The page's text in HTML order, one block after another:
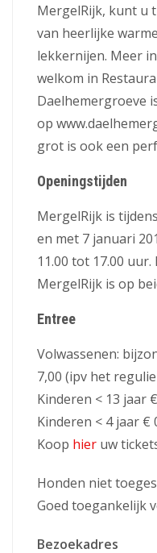
MergelRijk, kunt u
van heerlijke
lekkernijen. Meer
welkom in
Daelhemergroeve
op
grot is ook een
Openingstijden
MergelRijk is
en met 7 januari
11.00 tot 17.00
MergelRijk is op
Entree
Volwassenen:
7,00 (ipv het
Kinderen < 13 jaar
Kinderen < 4 jaar €
Koop hier uw
Honden niet
Goed toegankelijk
Bezoekadres